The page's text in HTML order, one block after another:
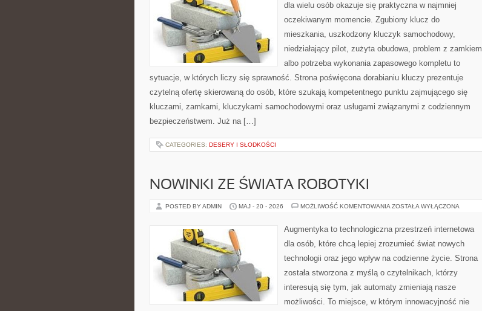
dla wielu osób okazuje się praktyczna w najmniej
oczekiwanym momencie. Zgubiony klucz do
mieszkania, uszkodzony kluczyk samochodowy,
niedziałający pilot, zużyta obudowa, problem z zamkiem
albo potrzeba wykonania zapasowego kompletu to
sytuacje, w których liczy się sprawność. Strona poświęcona dorabianiu kluczy prezentuje
czytelną ofertę skierowaną do osób, które szukają kompetentnego punktu zajmującego się
kluczami, zamkami, kluczykami samochodowymi oraz usługami związanymi z codziennym
bezpieczeństwem. Już na […]
CATEGORIES: DESERY I SŁODKOŚCI
NOWINKI ZE ŚWIATA ROBOTYKI
POSTED BY ADMIN MAJ - 20 - 2026 MOŻLIWOŚĆ KOMENTOWANIA NOWINKI
ROBOTYKI
ZOSTAŁA WYŁĄCZONA
Augmentyka to technologiczna przestrzeń internetowa
dla osób, które chcą lepiej zrozumieć świat nowych
technologii oraz jego wpływ na codzienne życie. Strona
została stworzona z myślą o czytelnikach, którzy
interesują się tym, jak automaty zmieniają nasze
możliwości. To miejsce, w którym innowacyjność nie